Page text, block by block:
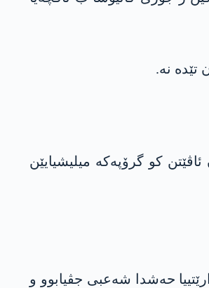
تێده‌ نه‌.
كو گرۆپه‌كه‌ میلیشیایێن
حه‌شدا شه‌عبی جڤیابوو و